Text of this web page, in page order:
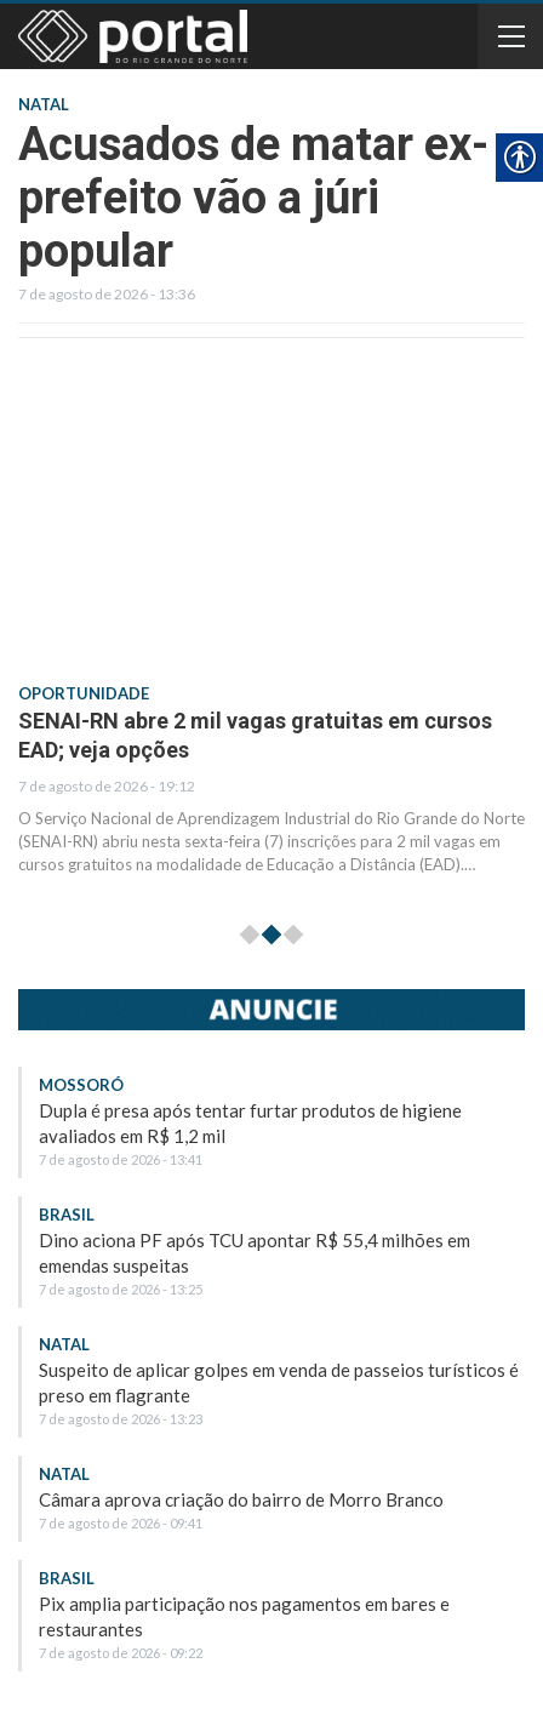
NATAL
Acusados de matar ex-
prefeito vão a júri
popular
7 de agosto de 2026 - 13:36
OPORTUNIDADE
SENAI-RN abre 2 mil vagas gratuitas em cursos
EAD; veja opções
7 de agosto de 2026 - 19:12
O Serviço Nacional de Aprendizagem Industrial do Rio Grande do Norte
(SENAI-RN) abriu nesta sexta-feira (7) inscrições para 2 mil vagas em
cursos gratuitos na modalidade de Educação a Distância (EAD).…
MOSSORÓ
Dupla é presa após tentar furtar produtos de higiene
avaliados em R$ 1,2 mil
7 de agosto de 2026 - 13:41
BRASIL
Dino aciona PF após TCU apontar R$ 55,4 milhões em
emendas suspeitas
7 de agosto de 2026 - 13:25
NATAL
Suspeito de aplicar golpes em venda de passeios turísticos é
preso em flagrante
7 de agosto de 2026 - 13:23
NATAL
Câmara aprova criação do bairro de Morro Branco
7 de agosto de 2026 - 09:41
BRASIL
Pix amplia participação nos pagamentos em bares e
restaurantes
7 de agosto de 2026 - 09:22